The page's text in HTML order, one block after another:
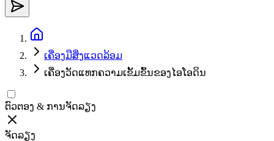
ເຄື່ອງມືສິ່ງແວດລ້ອມ
ເຄື່ອງວັດແທກຄວາມເຂັ້ມຂົ້ນຂອງໄອໂອດິນ
ຕົວຕອງ & ການຈັດລຽງ
ຈັດລຽງ